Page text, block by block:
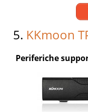
5. KKmoon
Periferiche